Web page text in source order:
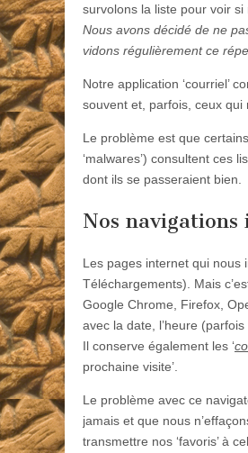
survolons la liste pour voir si
Nous avons décidé de ne
vidons régulièrement ce
Notre application ‘courriel’
souvent et, parfois, ceux qui
Le problème est que
‘malwares’) consultent ces
dont ils se passeraient bien.
Nos
Les pages internet qui nous
Téléchargements). Mais
Google Chrome, Firefox,
avec la date, l’heure
Il conserve également les ‘
prochaine visite’.
Le problème avec ce
jamais et que nous
transmettre nos ‘favoris’ à